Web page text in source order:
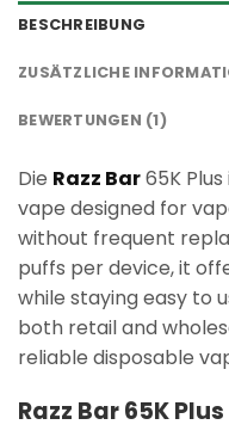
BESCHREIBUNG
ZUSÄTZLICHE
BEWERTUNGEN (1)
Die Razz Bar65K
vape designed for
without frequent
puffs per device, it
while staying easy to
both retail and
reliable disposable
Razz Bar 65K